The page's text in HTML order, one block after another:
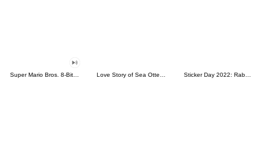
Super Mario Bros. 8-Bit Stickers Love Story of Sea Otter Couple 2.0 Sticker Day 2022: Rabbit and Bear 100%